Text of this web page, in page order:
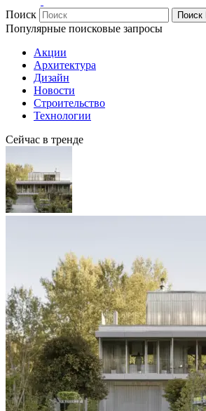
Поиск Поиск
Популярные поисковые запросы
Акции
Архитектура
Дизайн
Новости
Строительство
Технологии
Сейчас в тренде